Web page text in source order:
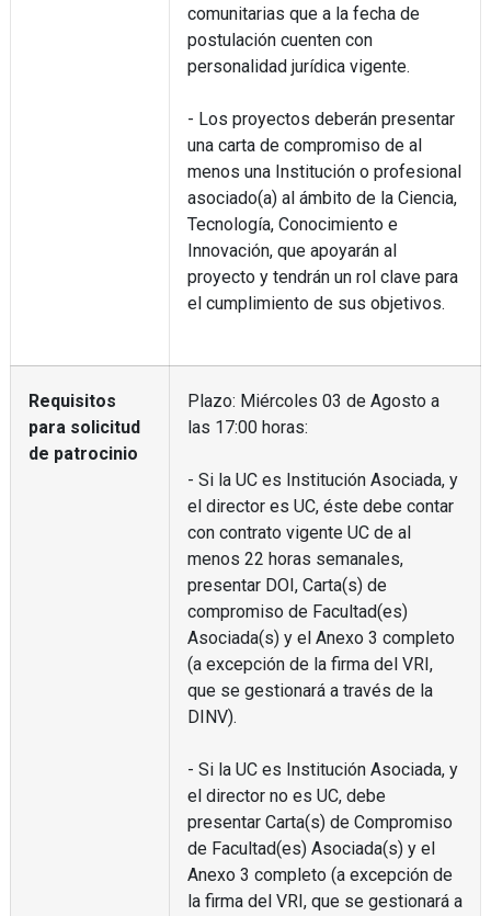
comunitarias que a la fecha de
postulación cuenten con
personalidad jurídica vigente.
- Los proyectos deberán presentar
una carta de compromiso de al
menos una Institución o profesional
asociado(a) al ámbito de la Ciencia,
Tecnología, Conocimiento e
Innovación, que apoyarán al
proyecto y tendrán un rol clave para
el cumplimiento de sus objetivos.
Requisitos
para solicitud
de patrocinio
Plazo: Miércoles 03 de Agosto a
las 17:00 horas:
- Si la UC es Institución Asociada, y
el director es UC, éste debe contar
con contrato vigente UC de al
menos 22 horas semanales,
presentar DOI, Carta(s) de
compromiso de Facultad(es)
Asociada(s) y el Anexo 3 completo
(a excepción de la firma del VRI,
que se gestionará a través de la
DINV).
- Si la UC es Institución Asociada, y
el director no es UC, debe
presentar Carta(s) de Compromiso
de Facultad(es) Asociada(s) y el
Anexo 3 completo (a excepción de
la firma del VRI, que se gestionará a